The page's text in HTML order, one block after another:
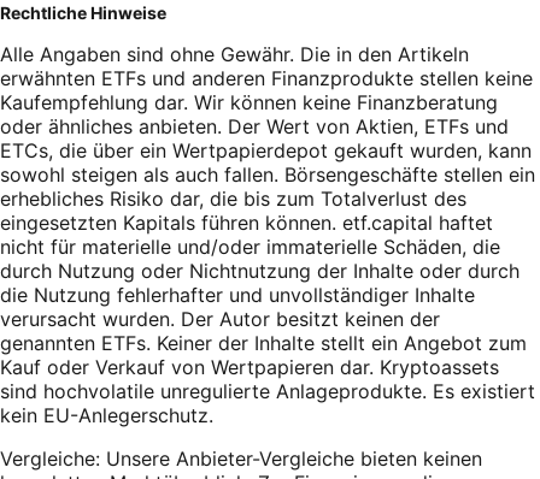
Rechtliche Hinweise
Alle Angaben sind ohne Gewähr. Die in den Artikeln
erwähnten ETFs und anderen Finanzprodukte stellen keine
Kaufempfehlung dar. Wir können keine Finanzberatung
oder ähnliches anbieten. Der Wert von Aktien, ETFs und
ETCs, die über ein Wertpapierdepot gekauft wurden, kann
sowohl steigen als auch fallen. Börsengeschäfte stellen ein
erhebliches Risiko dar, die bis zum Totalverlust des
eingesetzten Kapitals führen können. etf.capital haftet
nicht für materielle und/oder immaterielle Schäden, die
durch Nutzung oder Nichtnutzung der Inhalte oder durch
die Nutzung fehlerhafter und unvollständiger Inhalte
verursacht wurden. Der Autor besitzt keinen der
genannten ETFs. Keiner der Inhalte stellt ein Angebot zum
Kauf oder Verkauf von Wertpapieren dar. Kryptoassets
sind hochvolatile unregulierte Anlageprodukte. Es existiert
kein EU-Anlegerschutz.
Vergleiche: Unsere Anbieter-Vergleiche bieten keinen